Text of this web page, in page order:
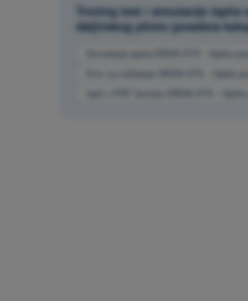
Trening test i simulacije ispita
daljinskog pilota (posebna
Simulacija ispita DRON STS - Opšte
Kviz za vežbanje DRON STS - Opšte